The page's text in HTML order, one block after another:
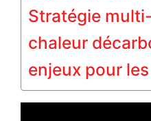
Stratégie
chaleur
enjeux pour